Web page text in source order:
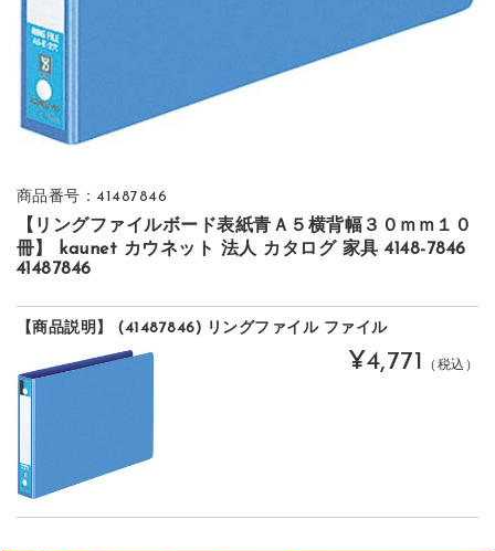
商品番号：41487846
【リングファイルボード表紙青Ａ５横背幅３０ｍｍ１０
冊】 kaunet カウネット 法人 カタログ 家具 4148-7846
41487846
【商品説明】 (41487846) リングファイル ファイル
¥4,771 （税込）